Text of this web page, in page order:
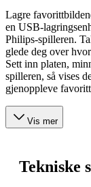
Lagre
en USB-
Philips-spilleren.
glede deg over
Sett inn platen,
spilleren, så vises
gjenoppleve
Vis mer
Tekniske